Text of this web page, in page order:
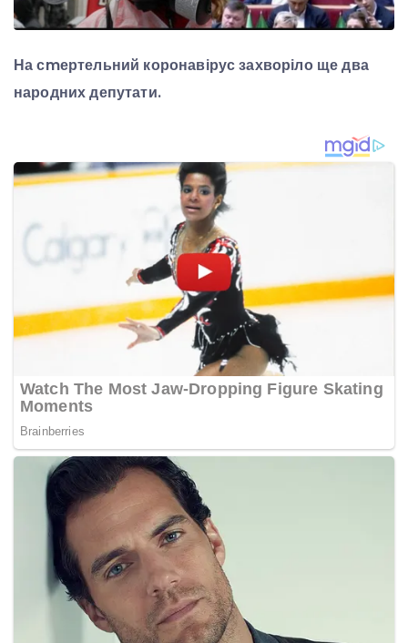
На сmертельний коронавірус захворіло ще два
народних депутати.